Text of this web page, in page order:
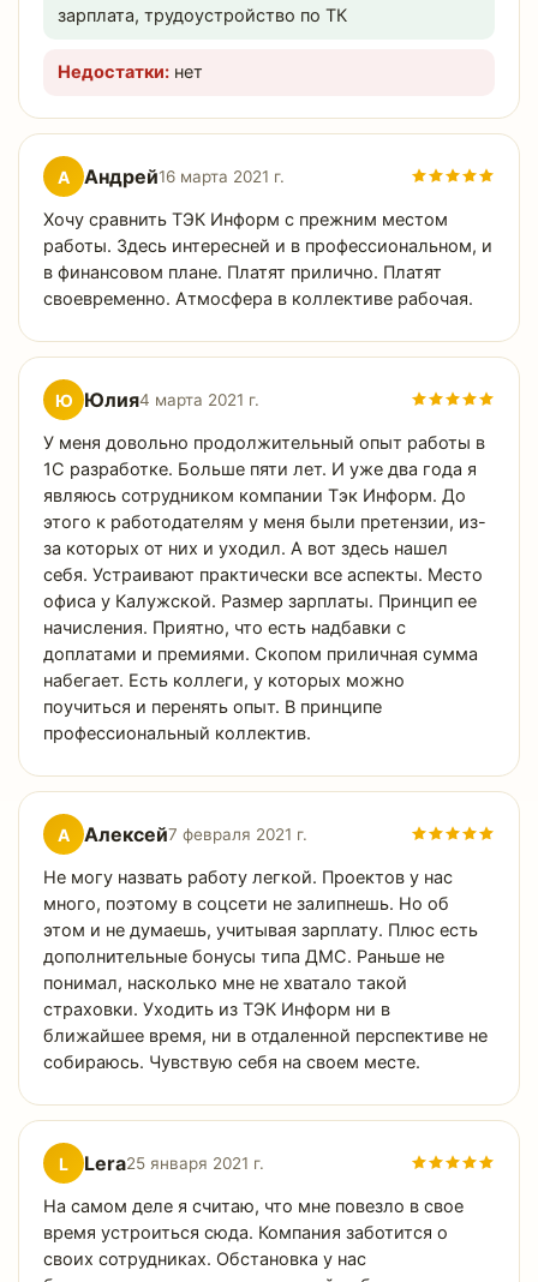
зарплата, трудоустройство по ТК
Недостатки: нет
А Андрей16 марта 2021 г.
Хочу сравнить ТЭК Информ с прежним местом
работы. Здесь интересней и в профессиональном, и
в финансовом плане. Платят прилично. Платят
своевременно. Атмосфера в коллективе рабочая.
Ю Юлия4 марта 2021 г.
У меня довольно продолжительный опыт работы в
1С разработке. Больше пяти лет. И уже два года я
являюсь сотрудником компании Тэк Информ. До
этого к работодателям у меня были претензии, из-
за которых от них и уходил. А вот здесь нашел
себя. Устраивают практически все аспекты. Место
офиса у Калужской. Размер зарплаты. Принцип ее
начисления. Приятно, что есть надбавки с
доплатами и премиями. Скопом приличная сумма
набегает. Есть коллеги, у которых можно
поучиться и перенять опыт. В принципе
профессиональный коллектив.
А Алексей7 февраля 2021 г.
Не могу назвать работу легкой. Проектов у нас
много, поэтому в соцсети не залипнешь. Но об
этом и не думаешь, учитывая зарплату. Плюс есть
дополнительные бонусы типа ДМС. Раньше не
понимал, насколько мне не хватало такой
страховки. Уходить из ТЭК Информ ни в
ближайшее время, ни в отдаленной перспективе не
собираюсь. Чувствую себя на своем месте.
L Lera25 января 2021 г.
На самом деле я считаю, что мне повезло в свое
время устроиться сюда. Компания заботится о
своих сотрудниках. Обстановка у нас